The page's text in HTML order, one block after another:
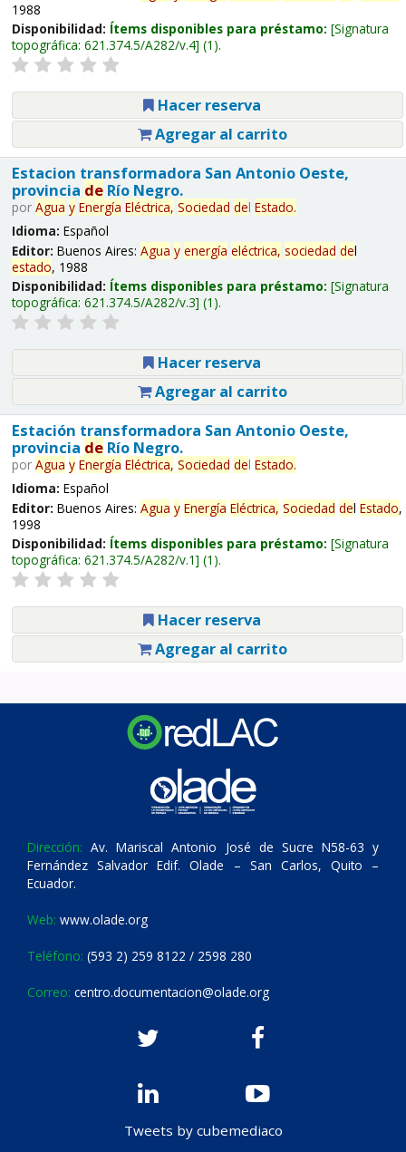
1988
Disponibilidad: Ítems disponibles para préstamo: Signatura
topográfica: 621.374.5/A282/v.4 (1).
Hacer reserva
Agregar al carrito
Estacion transformadora San Antonio Oeste,
provincia deRío Negro.
por Agua y Energía Eléctrica, Sociedad del Estado.
Idioma: Español
Editor: Buenos Aires: Agua y energía eléctrica, sociedad del
estado, 1988
Disponibilidad: Ítems disponibles para préstamo: Signatura
topográfica: 621.374.5/A282/v.3 (1).
Hacer reserva
Agregar al carrito
Estación transformadora San Antonio Oeste,
provincia deRío Negro.
por Agua y Energía Eléctrica, Sociedad del Estado.
Idioma: Español
Editor: Buenos Aires: Agua y Energía Eléctrica, Sociedad del Estado,
1998
Disponibilidad: Ítems disponibles para préstamo: Signatura
topográfica: 621.374.5/A282/v.1 (1).
Hacer reserva
Agregar al carrito
Dirección: Av. Mariscal Antonio José de Sucre N58-63 y
Fernández Salvador Edif. Olade – San Carlos, Quito –
Ecuador.
Web: www.olade.org
Teléfono: (593 2) 259 8122 / 2598 280
Correo: centro.documentacion@olade.org
Tweets by cubemediaco